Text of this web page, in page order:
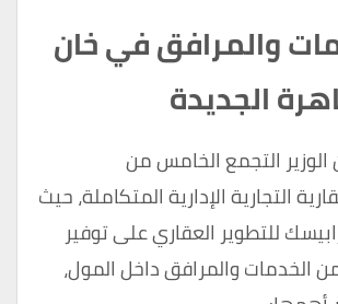
والمرافق في خان
الجديدة
التجمع الخامس من
التجارية الإدارية المتكاملة، حيث
للتطوير العقاري على توفير
الخدمات والمرافق داخل المول،